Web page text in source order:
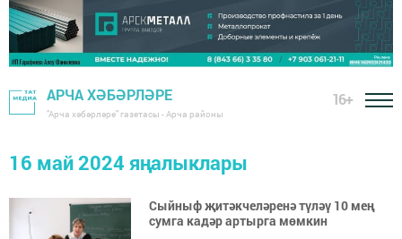
АРЧА ХӘБӘРЛӘРЕ
"Арча хәбәрләре" газетасы - Арча районы
16+
16 май 2024 яңалыклары
Сыйныф җитәкчеләренә түләү 10 мең
сумга кадәр артырга мөмкин